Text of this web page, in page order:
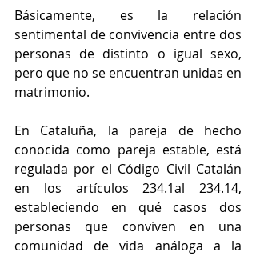
Básicamente, es la relación
sentimental de convivencia entre dos
personas de distinto o igual sexo,
pero que no se encuentran unidas en
matrimonio.
En Cataluña, la pareja de hecho
conocida como pareja estable, está
regulada por el Código Civil Catalán
en los artículos 234.1al 234.14,
estableciendo en qué casos dos
personas que conviven en una
comunidad de vida análoga a la